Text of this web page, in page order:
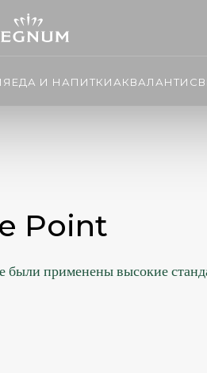
ЕДА И НАПИТКИ АКВАЛАНТИС
Point
были применены высокие